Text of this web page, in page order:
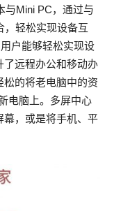
与Mini PC，通过与
，轻松实现设备互
户能够轻松实现设
了远程办公和移动办
的将老电脑中的资
电脑上。多屏中心
幕，或是将手机、平